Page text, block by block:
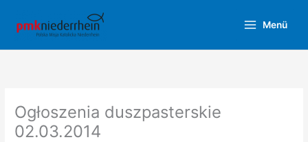
Inhalt
springen
Menü
Ogłoszenia duszpasterskie
02.03.2014